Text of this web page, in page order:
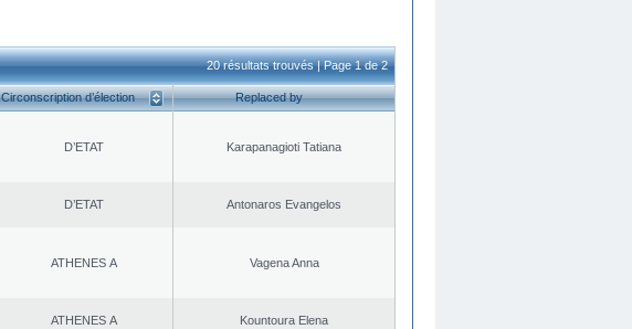
20 résultats trouvés | Page 1 de 2
Circonscription d’élection Replaced by
D’ETAT Karapanagioti Tatiana
D’ETAT Antonaros Evangelos
ATHENES Α Vagena Anna
ATHENES Α Kountoura Elena